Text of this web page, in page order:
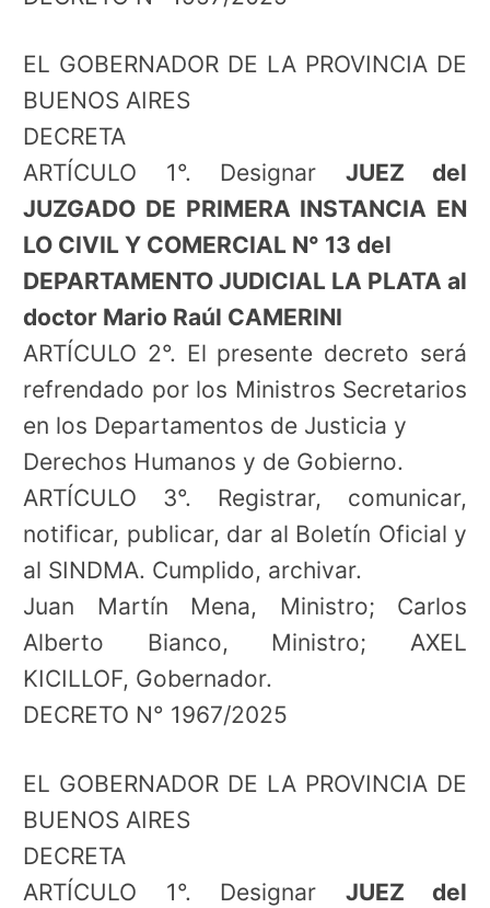
EL GOBERNADOR DE LA PROVINCIA DE
BUENOS AIRES
DECRETA
ARTÍCULO 1°. Designar JUEZ del
JUZGADO DE PRIMERA INSTANCIA EN
LO CIVIL Y COMERCIAL N° 13 del
DEPARTAMENTO JUDICIAL LA PLATA al
doctor Mario Raúl CAMERINI
ARTÍCULO 2°. El presente decreto será
refrendado por los Ministros Secretarios
en los Departamentos de Justicia y
Derechos Humanos y de Gobierno.
ARTÍCULO 3°. Registrar, comunicar,
notificar, publicar, dar al Boletín Oficial y
al SINDMA. Cumplido, archivar.
Juan Martín Mena, Ministro; Carlos
Alberto Bianco, Ministro; AXEL
KICILLOF, Gobernador.
DECRETO N° 1967/2025
EL GOBERNADOR DE LA PROVINCIA DE
BUENOS AIRES
DECRETA
ARTÍCULO 1°. Designar JUEZ del